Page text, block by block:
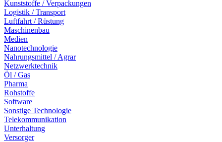
Kunststoffe / Verpackungen
Logistik / Transport
Luftfahrt / Rüstung
Maschinenbau
Medien
Nanotechnologie
Nahrungsmittel / Agrar
Netzwerktechnik
Öl / Gas
Pharma
Rohstoffe
Software
Sonstige Technologie
Telekommunikation
Unterhaltung
Versorger